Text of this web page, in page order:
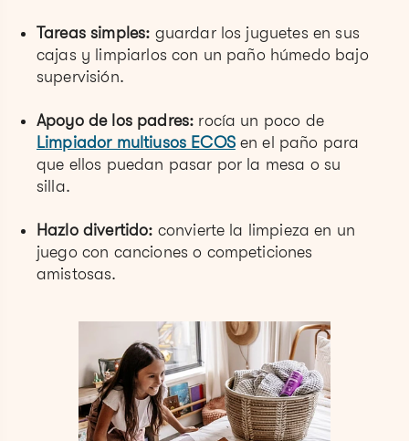
Tareas simples: guardar los juguetes en sus
cajas y limpiarlos con un paño húmedo bajo
supervisión.
Apoyo de los padres: rocía un poco de
Limpiador multiusos ECOSen el paño para
que ellos puedan pasar por la mesa o su
silla.
Hazlo divertido: convierte la limpieza en un
juego con canciones o competiciones
amistosas.